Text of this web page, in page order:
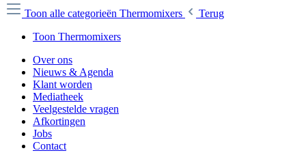
Toon alle categorieën Thermomixers
Terug
Toon Thermomixers
Over ons
Nieuws & Agenda
Klant worden
Mediatheek
Veelgestelde vragen
Afkortingen
Jobs
Contact